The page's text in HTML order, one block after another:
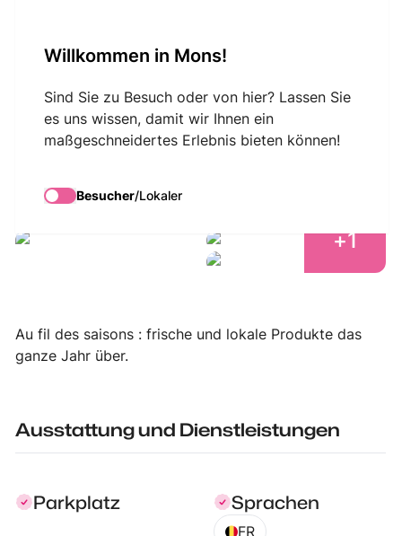
Willkommen in Mons!
Sind Sie zu Besuch oder von hier? Lassen Sie
es uns wissen, damit wir Ihnen ein
maßgeschneidertes Erlebnis bieten können!
Besucher/Lokaler
Au fil des Saisons
+1
Au fil des saisons : frische und lokale Produkte das
ganze Jahr über.
Ausstattung und Dienstleistungen
Parkplatz Sprachen
FR